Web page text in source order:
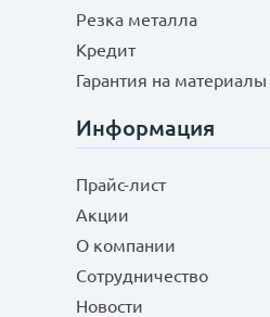
Резка металла
Кредит
Гарантия на материалы
Информация
Прайс-лист
Акции
О компании
Сотрудничество
Новости